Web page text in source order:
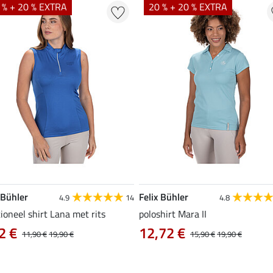
+ 20 % EXTRA
4.9 14
shirt Lana met rits
11,90 €19,90 €
€
20 % + 20 % EXTRA
Felix Bühler 4.8
poloshirt Mara II
15,90 €19,90 €
12,72 €